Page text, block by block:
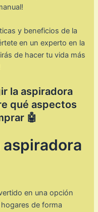
y beneficios de la
en un experto en la
de hacer tu vida más
la aspiradora
qué aspectos
🤖
aspiradora
en una opción
de forma